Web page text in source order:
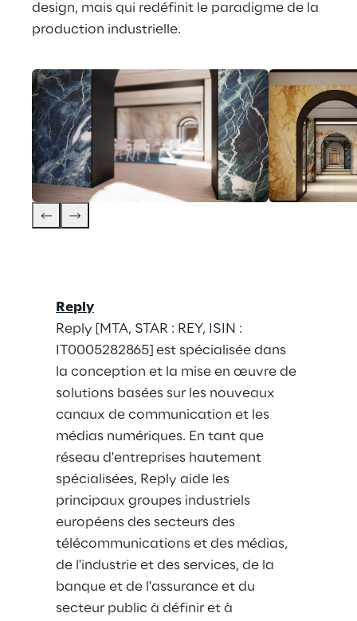
design, mais qui redéfinit le paradigme de la
production industrielle.
Reply
Reply [MTA, STAR : REY, ISIN :
IT0005282865] est spécialisée dans
la conception et la mise en œuvre de
solutions basées sur les nouveaux
canaux de communication et les
médias numériques. En tant que
réseau d'entreprises hautement
spécialisées, Reply aide les
principaux groupes industriels
européens des secteurs des
télécommunications et des médias,
de l'industrie et des services, de la
banque et de l'assurance et du
secteur public à définir et à